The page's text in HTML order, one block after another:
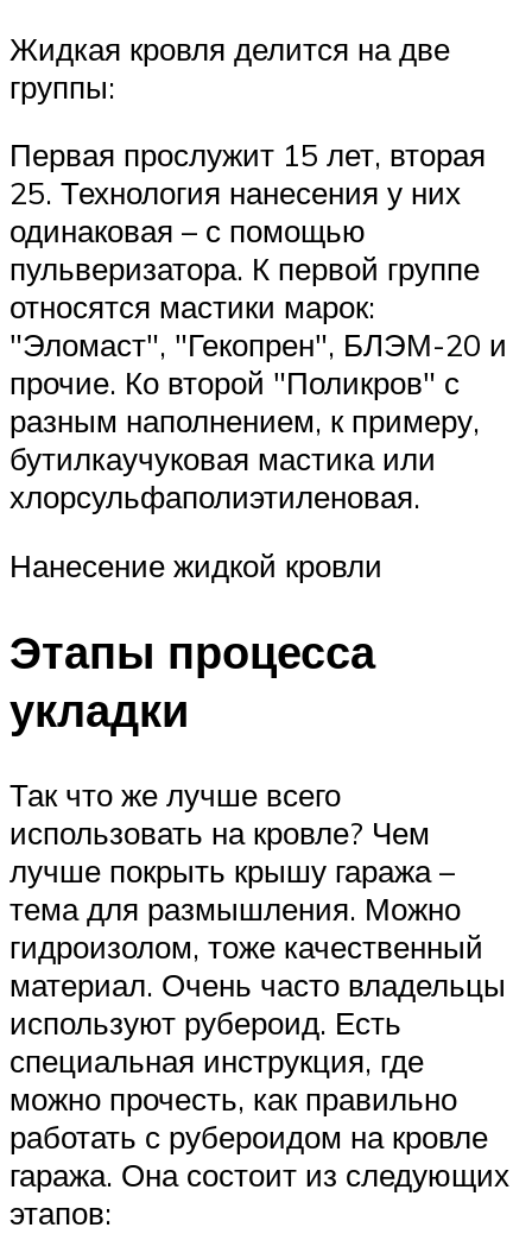
Жидкая кровля делится на две
группы:
Первая прослужит 15 лет, вторая
25. Технология нанесения у них
одинаковая – с помощью
пульверизатора. К первой группе
относятся мастики марок:
Эломаст , Гекопрен , БЛЭМ-20 и
прочие. Ко второй
Поликров
с
разным наполнением, к примеру,
бутилкаучуковая мастика или
хлорсульфаполиэтиленовая.
Нанесение жидкой кровли
Этапы процесса
укладки
Так что же лучше всего
использовать на кровле? Чем
лучше покрыть крышу гаража –
тема для размышления. Можно
гидроизолом, тоже качественный
материал. Очень часто владельцы
используют рубероид. Есть
специальная инструкция, где
можно прочесть, как правильно
работать с рубероидом на кровле
гаража. Она состоит из следующих
этапов: